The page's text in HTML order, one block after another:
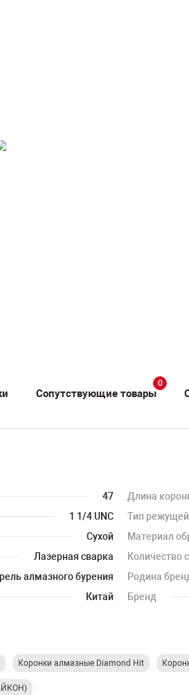
Сопутствующие товары
0
47 Длина
1 1/4 UNC Тип
Сухой Материал
Лазерная сварка Количество
алмазного бурения Родина
Китай Бренд
Коронки алмазные Diamond Hit